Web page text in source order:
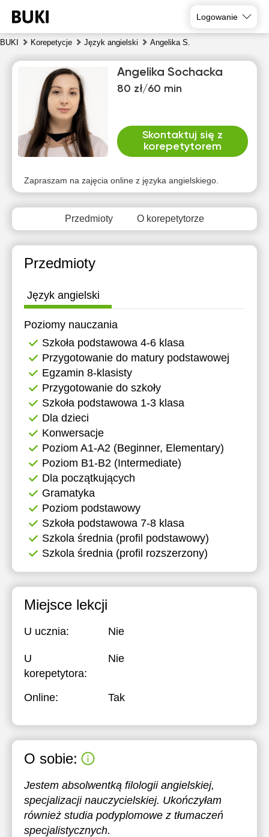
Logowanie
BUKI Korepetycje Język angielski Angelika S.
Angelika Sochacka
80 zł/60 min
Skontaktuj się z
korepetytorem
Zapraszam na zajęcia online z języka angielskiego.
Przedmioty O korepetytorze
Przedmioty
Język angielski
Poziomy nauczania
Szkoła podstawowa 4-6 klasa
Przygotowanie do matury podstawowej
Egzamin 8-klasisty
Przygotowanie do szkoły
Szkoła podstawowa 1-3 klasa
Dla dzieci
Konwersacje
Poziom A1-A2 (Beginner, Elementary)
Poziom B1-B2 (Intermediate)
Dla początkujących
Gramatyka
Poziom podstawowy
Szkoła podstawowa 7-8 klasa
Szkola średnia (profil podstawowy)
Szkola średnia (profil rozszerzony)
Miejsce lekcji
U ucznia: Nie
U
korepetytora:
Nie
Online: Tak
O sobie:
Jestem absolwentką filologii angielskiej,
specjalizacji nauczycielskiej. Ukończyłam
również studia podyplomowe z tłumaczeń
specjalistycznych.
7
8
9
10
11
17:00
18:00
18:30
19:00
19:30
20:00
12:00
13:00
13:30
14:00
14:30
15:00
15:30
16:30
17:00
17:30
18:00
13:00
13:30
14:00
14:30
15:00
16:00
16:30
17:00
17:30
18:00
Brak
dostępnych
terminów
Brak
dostępnych
terminów
Brak
dostępnych
terminów